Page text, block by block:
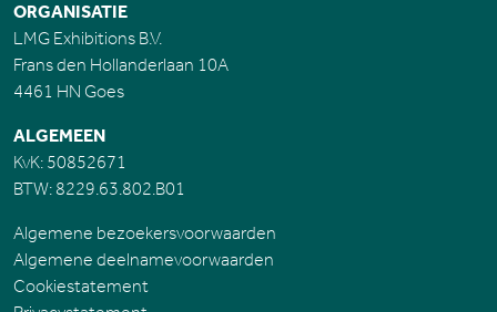
ORGANISATIE
LMG Exhibitions B.V.
Frans den Hollanderlaan 10A
4461 HN Goes
ALGEMEEN
KvK: 50852671
BTW: 8229.63.802.B01
Algemene bezoekersvoorwaarden
Algemene deelnamevoorwaarden
Cookiestatement